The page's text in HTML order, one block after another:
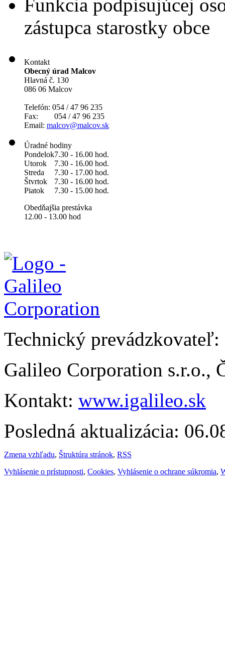
Funkcia podpisujúcej
zástupca starostky obce
Kontakt
Obecný úrad Malcov
Hlavná č. 130
086 06 Malcov
Telefón: 054 / 47 96 235
Fax: 054 / 47 96 235
Email: malcov@malcov.sk
Úradné hodiny
Pondelok7.30 - 16.00 hod.
Utorok
7.30 - 16.00 hod.
Streda
7.30 - 17.00 hod.
Štvrtok
7.30 - 16.00 hod.
Piatok
7.30 - 15.00 hod.
Obedňajšia prestávka
12.00 - 13.00 hod
Technický prevádzkovateľ:
Galileo Corporation s.r.o.,
Kontakt: www.igalileo.sk
Posledná aktualizácia:
Zmena vzhľadu, Štruktúra stránok, RSS
Vyhlásenie o prístupnosti, Cookies, Vyhlásenie o ochrane súkromia,